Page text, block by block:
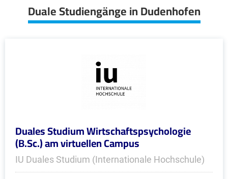
Duale Studiengänge in Dudenhofen
Duales Studium Wirtschaftspsychologie
(B.Sc.) am virtuellen Campus
IU Duales Studium (Internationale Hochschule)